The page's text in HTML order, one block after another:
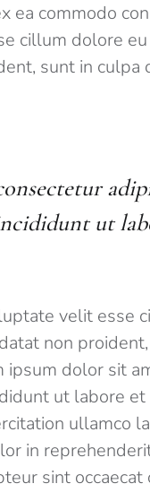
ea commodo
cillum dolore
sunt in culpa
ut
velit esse
non
dolor sit
ut labore
ullamco
in
sint